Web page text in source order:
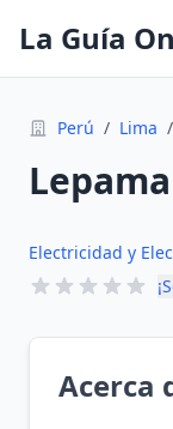
La Guía
Perú / Lima /
Electricidad y
Acerca